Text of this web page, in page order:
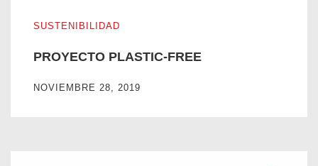
SUSTENIBILIDAD
PROYECTO PLASTIC-FREE
NOVIEMBRE 28, 2019